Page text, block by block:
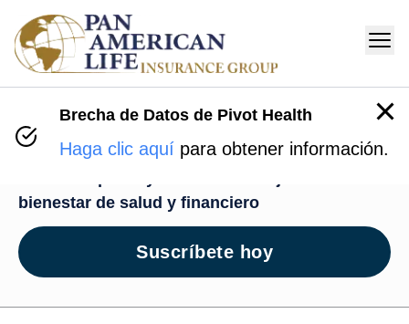
Centro de Bienestar
bienestar de salud y financiero
Suscríbete hoy
Brecha de Datos de Pivot Health
Haga clic aquí para obtener información.